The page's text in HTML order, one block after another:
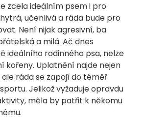
zcela ideálním psem i pro
učenlivá a ráda bude pro
Není nijak agresivní, ba
a milá. Ač dnes
ideálního rodinného psa, nelze
kořeny. Uplatnění najde nejen
ráda se zapojí do téměř
Jelikož vyžaduje opravdu
měla by patřit k někomu